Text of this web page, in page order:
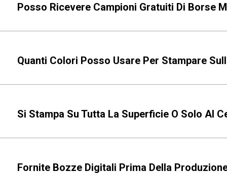
Posso Ricevere Campioni Gratuiti Di Borse
Quanti Colori Posso Usare Per Stampare
Si Stampa Su Tutta La Superficie O Solo Al
Fornite Bozze Digitali Prima Della